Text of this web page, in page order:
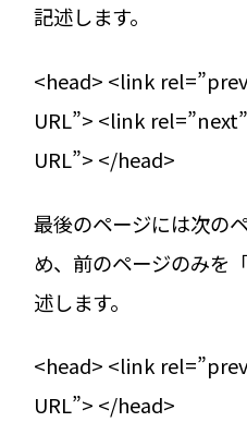
記述します。
<head> <link
URL”> <link
URL”> </head>
最後のページには次の
め、前のページのみを
述します。
<head> <link
URL”> </head>